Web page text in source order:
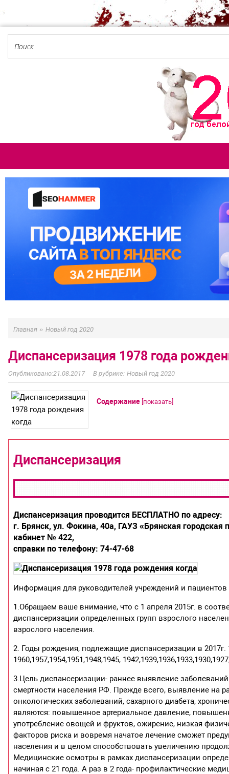
Главная » Новый год 2020
Диспансеризация 1978 года
21.08.2017 Новый год 2020
Содержание [показать]
Диспансеризация
Диспансеризация проводится БЕСПЛАТНО по адресу:
г. Брянск, ул. Фокина, 40а, ГАУЗ «Брянская
кабинет № 422,
справки по телефону: 74-47-68
Информация для руководителей учреждений и
1.Обращаем ваше внимание, что с 1 апреля 2015г. в
диспансеризации определенных групп взрослого
взрослого населения.
2. Годы рождения, подлежащие диспансеризации в 2017г.
1960,1957,1954,1951,1948,1945,
3.Цель диспансеризации- раннее выявление
смертности населения РФ. Прежде всего, выявление на
онкологических заболеваний, сахарного диабета,
являются: повышенное артериальное давление,
употребление овощей и фруктов, ожирение, низкая
факторов риска и вовремя начатое лечение сможет
населения и в целом способствовать увеличению
Медицинские осмотры в рамках диспансеризации
начиная с 21 года. А раз в 2 года- профилактические